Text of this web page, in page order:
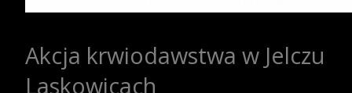
Akcja krwiodawstwa w Jelczu
Laskowicach